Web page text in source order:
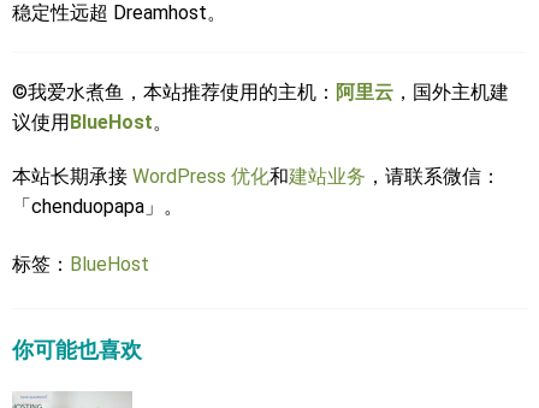
稳定性远超 Dreamhost。
©我爱水煮鱼，本站推荐使用的主机： 阿里云 ，国外主机建
议使用BlueHost。
本站长期承接 WordPress 优化和建站业务 ，请联系微信：
「chenduopapa」。
标签： BlueHost
你可能也喜欢